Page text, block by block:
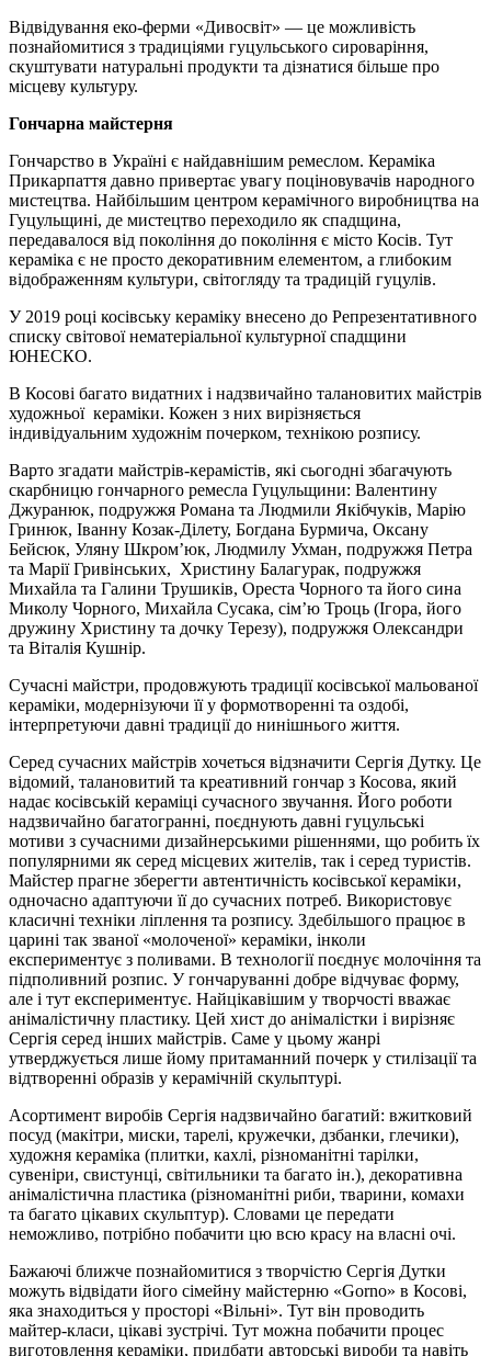
Відвідування еко-ферми «Дивосвіт» — це можливість
познайомитися з традиціями гуцульського сироваріння,
скуштувати натуральні продукти та дізнатися більше про
місцеву культуру.
Гончарна майстерня
Гончарство в Україні є найдавнішим ремеслом. Кераміка
Прикарпаття давно привертає увагу поціновувачів народного
мистецтва. Найбільшим центром керамічного виробництва на
Гуцульщині, де мистецтво переходило як спадщина,
передавалося від покоління до покоління є місто Косів. Тут
кераміка є не просто декоративним елементом, а глибоким
відображенням культури, світогляду та традицій гуцулів.
У 2019 році косівську кераміку внесено до Репрезентативного
списку світової нематеріальної культурної спадщини
ЮНЕСКО.
В Косові багато видатних і надзвичайно талановитих майстрів
художньої кераміки. Кожен з них вирізняється
індивідуальним художнім почерком, технікою розпису.
Варто згадати майстрів-керамістів, які сьогодні збагачують
скарбницю гончарного ремесла Гуцульщини: Валентину
Джуранюк, подружжя Романа та Людмили Якібчуків, Марію
Гринюк, Іванну Козак-Ділету, Богдана Бурмича, Оксану
Бейсюк, Уляну Шкром’юк, Людмилу Ухман, подружжя Петра
та Марії Гривінських, Христину Балагурак, подружжя
Михайла та Галини Трушиків, Ореста Чорного та його сина
Миколу Чорного, Михайла Сусака, сім’ю Троць (Ігора, його
дружину Христину та дочку Терезу), подружжя Олександри
та Віталія Кушнір.
Сучасні майстри, продовжують традиції косівської мальованої
кераміки, модернізуючи її у формотворенні та оздобі,
інтерпретуючи давні традиції до нинішнього життя.
Серед сучасних майстрів хочеться відзначити Сергія Дутку. Це
відомий, талановитий та креативний гончар з Косова, який
надає косівській кераміці сучасного звучання. Його роботи
надзвичайно багатогранні, поєднують давні гуцульські
мотиви з сучасними дизайнерськими рішеннями, що робить їх
популярними як серед місцевих жителів, так і серед туристів.
Майстер прагне зберегти автентичність косівської кераміки,
одночасно адаптуючи її до сучасних потреб. Використовує
класичні техніки ліплення та розпису. Здебільшого працює в
царині так званої «молоченої» кераміки, інколи
експериментує з поливами. В технології поєднує молочіння та
підполивний розпис. У гончаруванні добре відчуває форму,
але і тут експериментує. Найцікавішим у творчості вважає
анімалістичну пластику. Цей хист до анімалістки і вирізняє
Сергія серед інших майстрів. Саме у цьому жанрі
утверджується лише йому притаманний почерк у стилізації та
відтворенні образів у керамічній скульптурі.
Асортимент виробів Сергія надзвичайно багатий: вжитковий
посуд (макітри, миски, тарелі, кружечки, дзбанки, глечики),
художня кераміка (плитки, кахлі, різноманітні тарілки,
сувеніри, свистунці, світильники та багато ін.), декоративна
анімалістична пластика (різноманітні риби, тварини, комахи
та багато цікавих скульптур). Словами це передати
неможливо, потрібно побачити цю всю красу на власні очі.
Бажаючі ближче познайомитися з творчістю Сергія Дутки
можуть відвідати його сімейну майстерню «Gorno» в Косові,
яка знаходиться у просторі «Вільні». Тут він проводить
майтер-класи, цікаві зустрічі. Тут можна побачити процес
виготовлення кераміки, придбати авторські вироби та навіть